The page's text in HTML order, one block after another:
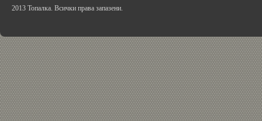
2013 Топалка. Всички права запазени.